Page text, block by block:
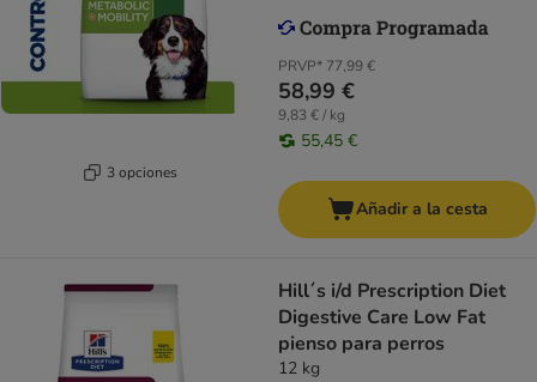
3 opciones
PRVP* 77,99 €
58,99 €
9,83 € / kg
55,45 €
Añadir a la cesta
Hill´s i/d Prescription Diet
Digestive Care Low Fat
pienso para perros
12 kg